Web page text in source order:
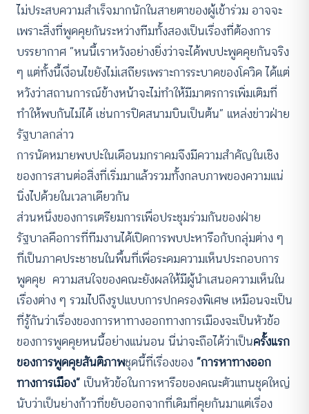
ไม่ประสบความสำเร็จมากนักในสายตาของผู้เข้าร่วม อาจจะ
เพราะสิ่งที่พูดคุยกันระหว่างทีมทั้งสองเป็นเรื่องที่ต้องการ
บรรยากาศ “หนนี้เราหวังอย่างยิ่งว่าจะได้พบปะพูดคุยกันจริง
ๆ แต่ทั้งนี้เงื่อนไขยังไม่เสถียรเพราะการระบาดของโควิด ได้แต่
หวังว่าสถานการณ์ข้างหน้าจะไม่ทำให้มีมาตรการเพิ่มเติมที่
ทำให้พบกันไม่ได้ เช่นการปิดสนามบินเป็นต้น” แหล่งข่าวฝ่าย
รัฐบาลกล่าว
การนัดหมายพบปะในเดือนมกราคมจึงมีความสำคัญในเชิง
ของการสานต่อสิ่งที่เริ่มมาแล้วรวมทั้งกลบภาพของความแน่
นิ่งไปด้วยในเวลาเดียวกัน
ส่วนหนึ่งของการเตรียมการเพื่อประชุมร่วมกันของฝ่าย
รัฐบาลคือการที่ทีมงานได้เปิดการพบปะหารือกับกลุ่มต่าง ๆ
ที่เป็นภาคประชาชนในพื้นที่เพื่อระดมความเห็นประกอบการ
พูดคุย ความสนใจของคณะยังผลให้มีผู้นำเสนอความเห็นใน
เรื่องต่าง ๆ รวมไปถึงรูปแบบการปกครองพิเศษ เหมือนจะเป็น
ที่รู้กันว่าเรื่องของการหาทางออกทางการเมืองจะเป็นหัวข้อ
ของการพูดคุยหนนี้อย่างแน่นอน นี่น่าจะถือได้ว่าเป็นครั้งแรก
ของการพูดคุยสันติภาพชุดนี้ที่เรื่องของ“การหาทางออก
ทางการเมือง” เป็นหัวข้อในการหารือของคณะตัวแทนชุดใหญ่
นับว่าเป็นย่างก้าวที่ขยับออกจากที่เดิมที่คุยกันมาแต่เรื่อง